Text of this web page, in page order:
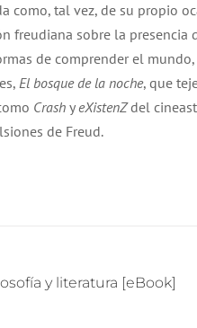
como, tal vez, de su propio
freudiana sobre la presencia
de comprender el
El bosque de la noche, que
Crash yeXistenZdel
de Freud.
y literatura [eBook]